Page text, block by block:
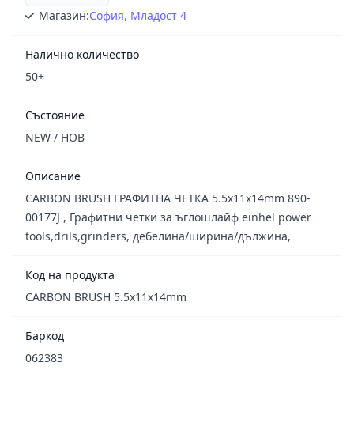
Магазин:София, Младост 4
Налично количество
50+
Състояние
NEW / НОВ
Описание
CARBON BRUSH ГРАФИТНА ЧЕТКА 5.5x11x14mm 890-
00177J , Графитни четки за ъглошлайф einhel power
tools,drils,grinders, дебелина/ширина/дължина,
Код на продукта
CARBON BRUSH 5.5x11x14mm
Баркод
062383